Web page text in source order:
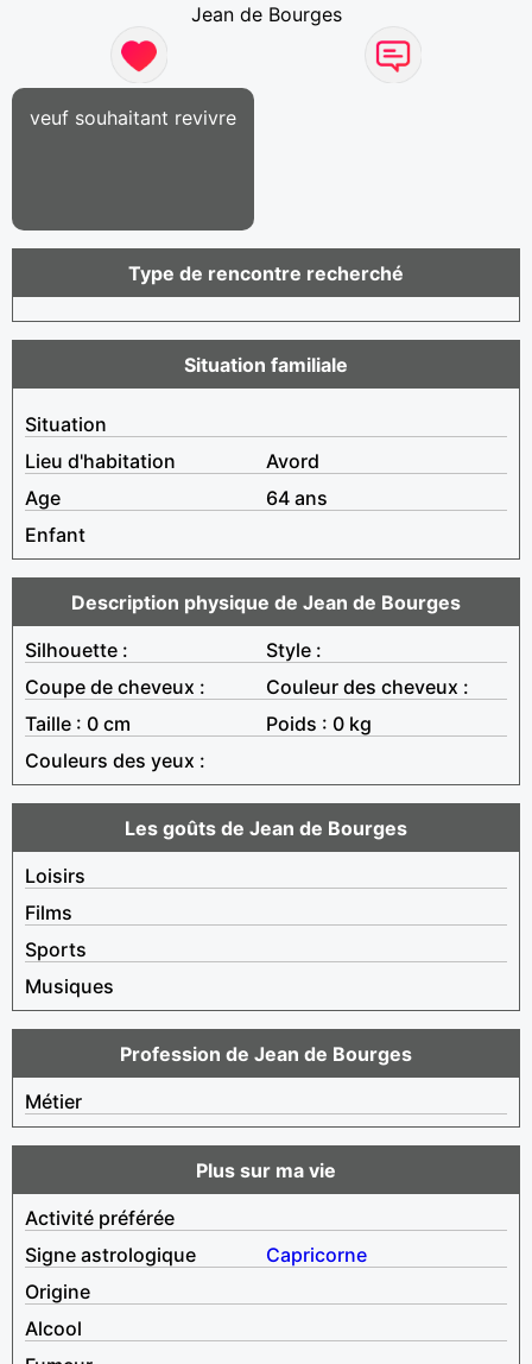
Jean de Bourges
veuf souhaitant revivre
Type de rencontre recherché
Situation familiale
Situation
Lieu d'habitation
Avord
Age
64 ans
Enfant
Description physique de Jean de Bourges
Silhouette :
Style :
Coupe de cheveux :
Couleur des cheveux :
Taille : 0 cm
Poids : 0 kg
Couleurs des yeux :
Les goûts de Jean de Bourges
Loisirs
Films
Sports
Musiques
Profession de Jean de Bourges
Métier
Plus sur ma vie
Activité préférée
Signe astrologique
Capricorne
Origine
Alcool